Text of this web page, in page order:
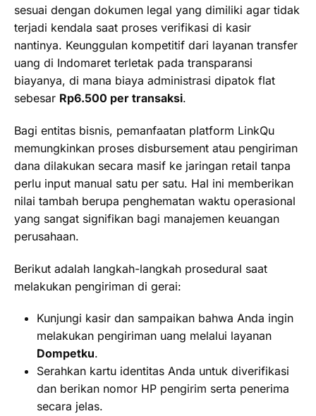
sesuai dengan dokumen legal yang dimiliki agar tidak
terjadi kendala saat proses verifikasi di kasir
nantinya. Keunggulan kompetitif dari layanan transfer
uang di Indomaret terletak pada transparansi
biayanya, di mana biaya administrasi dipatok flat
sebesar Rp6.500 per transaksi.
Bagi entitas bisnis, pemanfaatan platform LinkQu
memungkinkan proses disbursement atau pengiriman
dana dilakukan secara masif ke jaringan retail tanpa
perlu input manual satu per satu. Hal ini memberikan
nilai tambah berupa penghematan waktu operasional
yang sangat signifikan bagi manajemen keuangan
perusahaan.
Berikut adalah langkah-langkah prosedural saat
melakukan pengiriman di gerai:
Kunjungi kasir dan sampaikan bahwa Anda ingin
melakukan pengiriman uang melalui layanan
Dompetku.
Serahkan kartu identitas Anda untuk diverifikasi
dan berikan nomor HP pengirim serta penerima
secara jelas.